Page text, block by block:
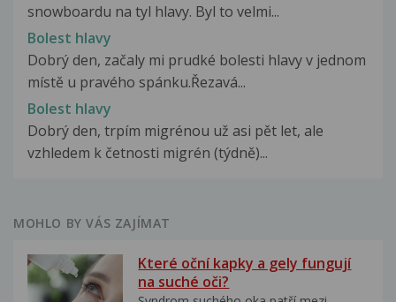
snowboardu na tyl hlavy. Byl to velmi...
Bolest hlavy
Dobrý den, začaly mi prudké bolesti hlavy v jednom
místě u pravého spánku.Řezavá...
Bolest hlavy
Dobrý den, trpím migrénou už asi pět let, ale
vzhledem k četnosti migrén (týdně)...
MOHLO BY VÁS ZAJÍMAT
Které oční kapky a gely fungují
na suché oči?